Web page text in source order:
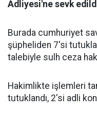
Adliyesi'ne sevk
Burada cumhuriyet
şüpheliden 7'si
talebiyle sulh ceza
Hakimlikte işlemleri
tutuklandı, 2'si adli